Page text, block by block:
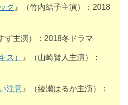
ク 』（竹内結子主演）：2018
ず主演）：2018冬ドラマ
ス）
』（山崎賢人主演）：
注意』（綾瀬はるか主演）：